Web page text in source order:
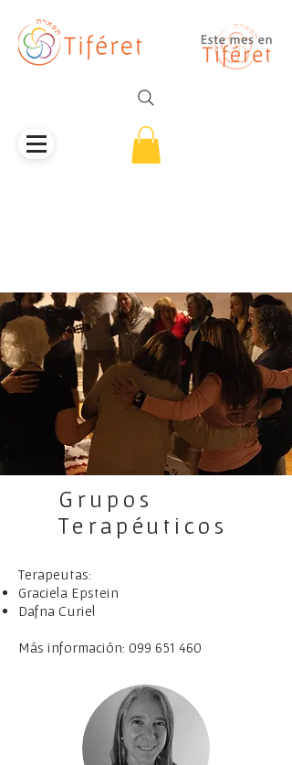
Grupos
Terapéuticos
Terapeutas:
Graciela Epstein
Dafna Curiel
Más información: 099 651 460